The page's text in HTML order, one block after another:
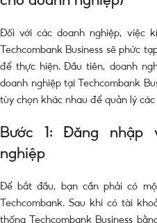
Đối với các doanh nghiệp, việc
Techcombank Business sẽ phức
để thực hiện. Đầu tiên, doanh
doanh nghiệp tại Techcombank
tùy chọn khác nhau để quản lý
Bước 1: Đăng nhập
nghiệp
Để bắt đầu, bạn cần phải có
Techcombank. Sau khi có tài
thống Techcombank Business